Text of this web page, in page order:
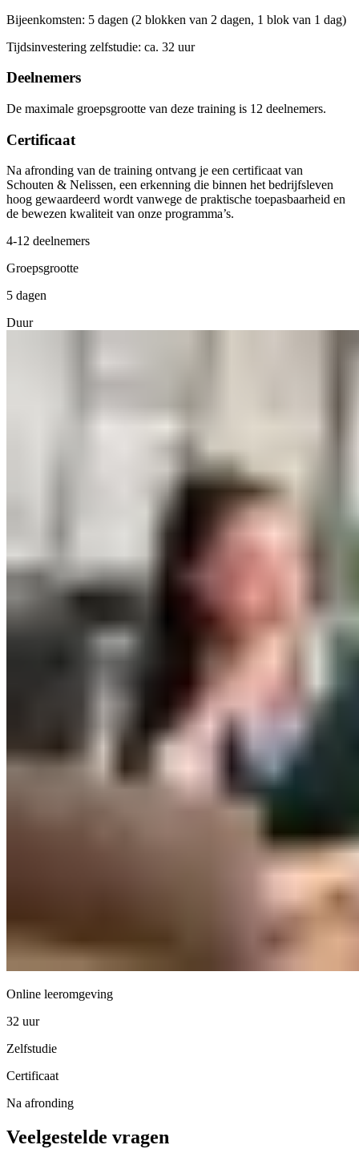
Bijeenkomsten: 5 dagen (2 blokken van 2 dagen, 1 blok van 1 dag)
Tijdsinvestering zelfstudie: ca. 32 uur
Deelnemers
De maximale groepsgrootte van deze training is 12 deelnemers.
Certificaat
Na afronding van de training ontvang je een certificaat van
Schouten & Nelissen, een erkenning die binnen het bedrijfsleven
hoog gewaardeerd wordt vanwege de praktische toepasbaarheid en
de bewezen kwaliteit van onze programma’s.
4-12 deelnemers
Groepsgrootte
5 dagen
Duur
Online leeromgeving
32 uur
Zelfstudie
Certificaat
Na afronding
Veelgestelde vragen